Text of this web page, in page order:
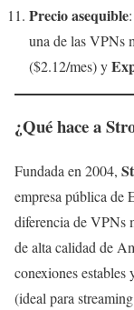
Precio asequible
una de las VPNs
($2.12/mes) y
¿Qué hace a
Fundada en 2004,
empresa pública de
diferencia de VPNs
de alta calidad de
conexiones estables
(ideal para